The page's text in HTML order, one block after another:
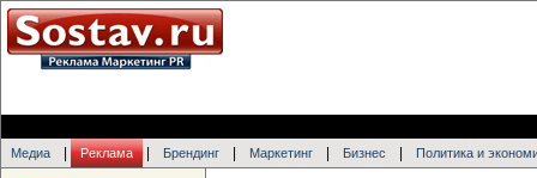
Медиа Реклама Брендинг Маркетинг Бизнес Политика и